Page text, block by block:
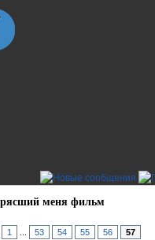
меня фильм
1 53 54 55 56 57